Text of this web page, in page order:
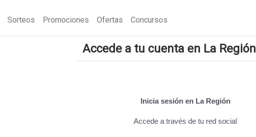
Sorteos Promociones Ofertas Concursos
Accede a tu cuenta en La Región
Inicia sesión en La Región
Accede a través de tu red social